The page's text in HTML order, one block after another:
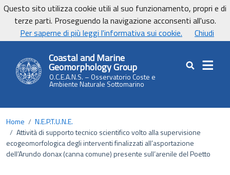
Vai ai contenuti
Vai al footer
UnicaNews
Coastal and Marine
Geomorphology Group
O.C.E.A.N.S. – Osservatorio Coste e
Ambiente Naturale Sottomarino
Cerca nel sito
Home / N.E.P.T.U.N.E.
/ Attività di supporto tecnico scientifico volto alla supervisione
ecogeomorfologica degli interventi finalizzati all’asportazione
dell’Arundo donax (canna comune) presente sull’arenile del Poetto
Questo sito utilizza cookie utili al suo funzionamento, propri e di
terze parti. Proseguendo la navigazione acconsenti all'uso.
Per saperne di più leggi l'informativa sui cookie.
Chiudi